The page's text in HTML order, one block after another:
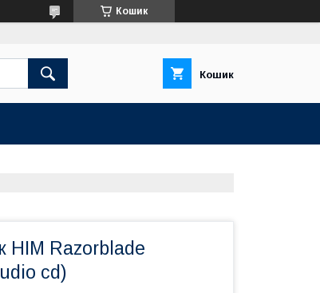
Кошик
Кошик
HIM Razorblade
cd)